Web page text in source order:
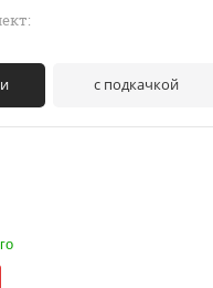
с подкачкой